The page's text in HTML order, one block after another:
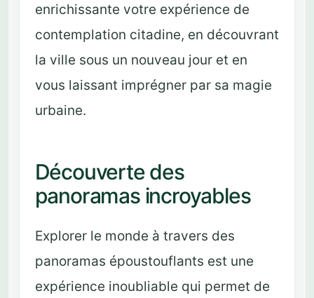
enrichissante votre expérience de
contemplation citadine, en découvrant
la ville sous un nouveau jour et en
vous laissant imprégner par sa magie
urbaine.
Découverte des
panoramas incroyables
Explorer le monde à travers des
panoramas époustouflants est une
expérience inoubliable qui permet de